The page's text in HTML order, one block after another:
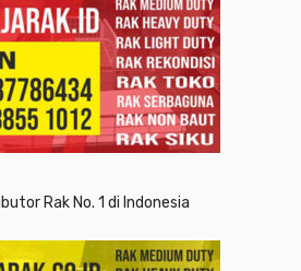
Rak No. 1 di Indonesia